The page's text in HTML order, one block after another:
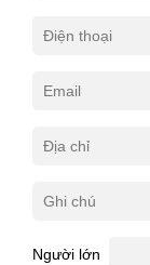
Người lớn